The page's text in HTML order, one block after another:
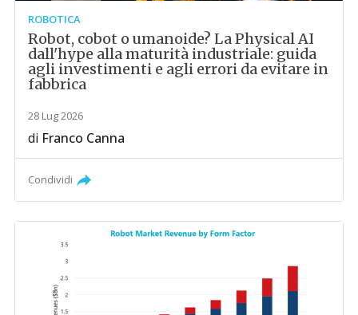
ROBOTICA
Robot, cobot o umanoide? La Physical AI
dall'hype alla maturità industriale: guida
agli investimenti e agli errori da evitare in
fabbrica
28 Lug 2026
di Franco Canna
Condividi